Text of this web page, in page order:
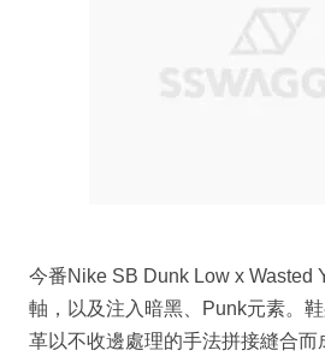
今番Nike SB Dunk Low x Wasted
軸，以及注入暗黑、Punk元素。
革以不收邊處理的手法拼接縫合而